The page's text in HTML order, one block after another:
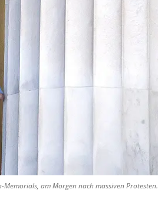
am Morgen nach massiven Protesten.